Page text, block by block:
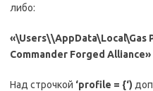
либо:
«\Users\\AppData\Local\Gas
Commander Forged Alliance»
Над строчкой ‘profile = {‘)